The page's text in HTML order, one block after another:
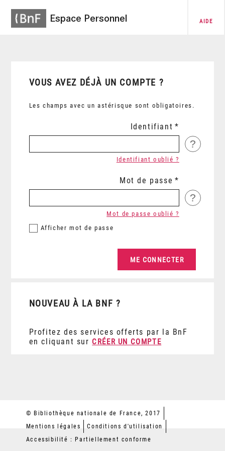
Espace Personnel AIDE
VOUS AVEZ DÉJÀ UN COMPTE ?
Les champs avec un astérisque sont obligatoires.
Identifiant
?
Identifiant oublié ?
Mot de passe
?
Afficher mot de passe
Mot de passe oublié ?
NOUVEAU À LA BNF ?
Profitez des services offerts par la BnF
en cliquant sur CRÉER UN COMPTE
© Bibliothèque nationale de France, 2017
Mentions légales
Conditions d'utilisation
Accessibilité : Partiellement conforme